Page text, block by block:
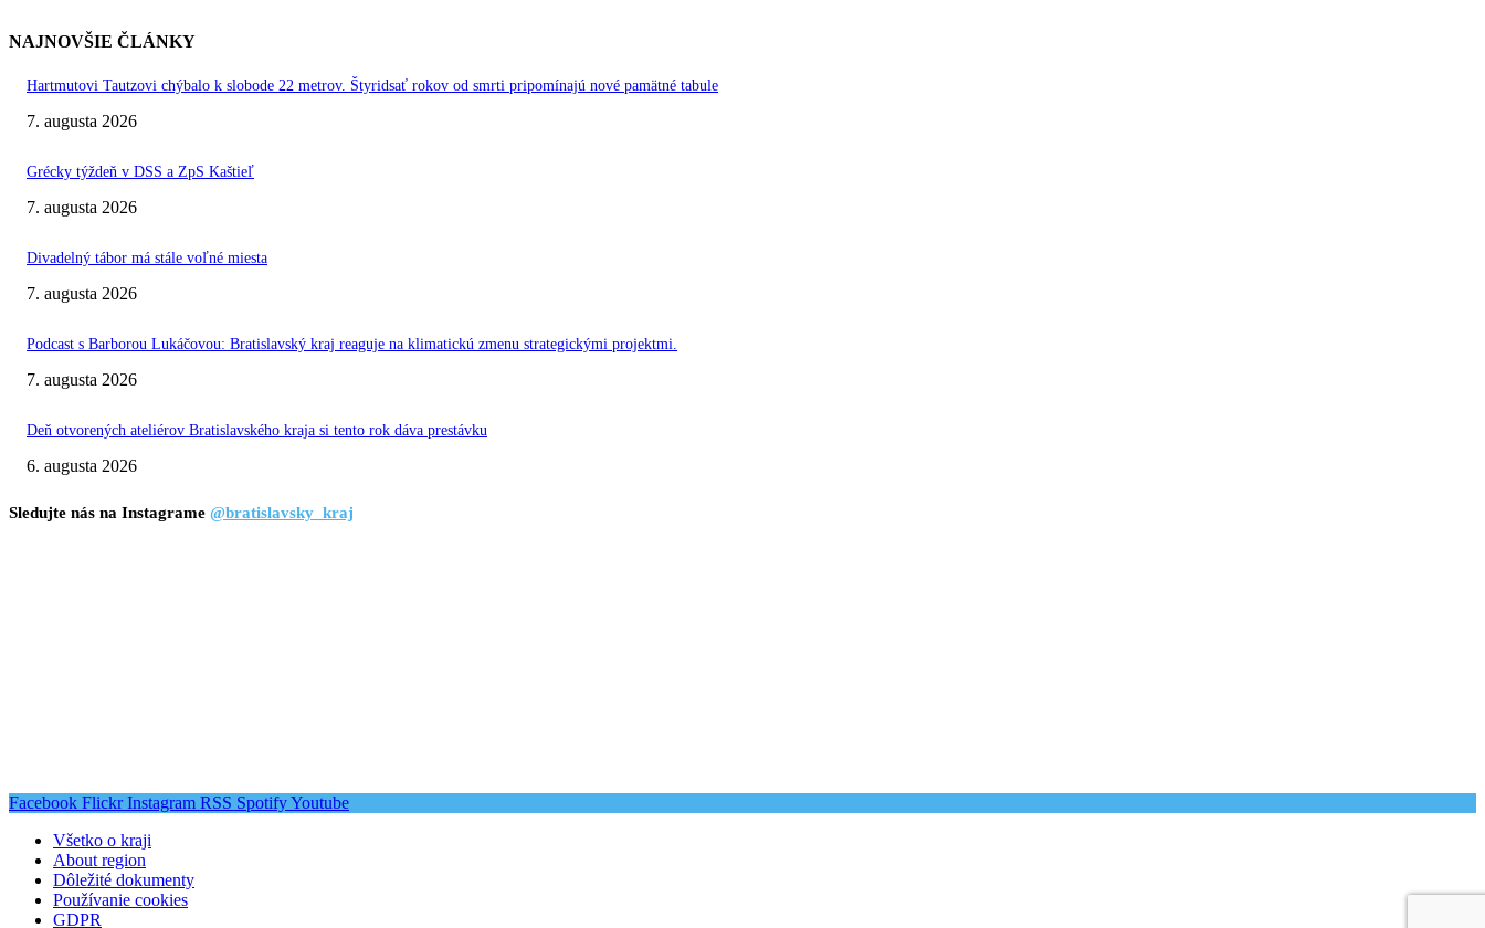
NAJNOVŠIE ČLÁNKY
Hartmutovi Tautzovi chýbalo k slobode 22 metrov. Štyridsať rokov od smrti pripomínajú nové pamätné tabule
7. augusta 2026
Grécky týždeň v DSS a ZpS Kaštieľ
7. augusta 2026
Divadelný tábor má stále voľné miesta
7. augusta 2026
Podcast s Barborou Lukáčovou: Bratislavský kraj reaguje na klimatickú zmenu strategickými projektmi.
7. augusta 2026
Deň otvorených ateliérov Bratislavského kraja si tento rok dáva prestávku
6. augusta 2026
Sledujte nás na Instagrame @bratislavsky_kraj
Facebook Flickr Instagram RSS SpotifyYoutube
Všetko o kraji
About region
Dôležité dokumenty
Používanie cookies
GDPR